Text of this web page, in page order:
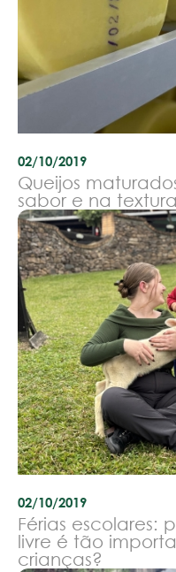
02/10/2019
Queijos
sabor e na
02/10/2019
Férias escolares:
livre é tão
crianças?